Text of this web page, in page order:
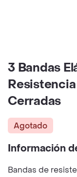
3 Bandas
Cerradas
Agotado
Información
Bandas de